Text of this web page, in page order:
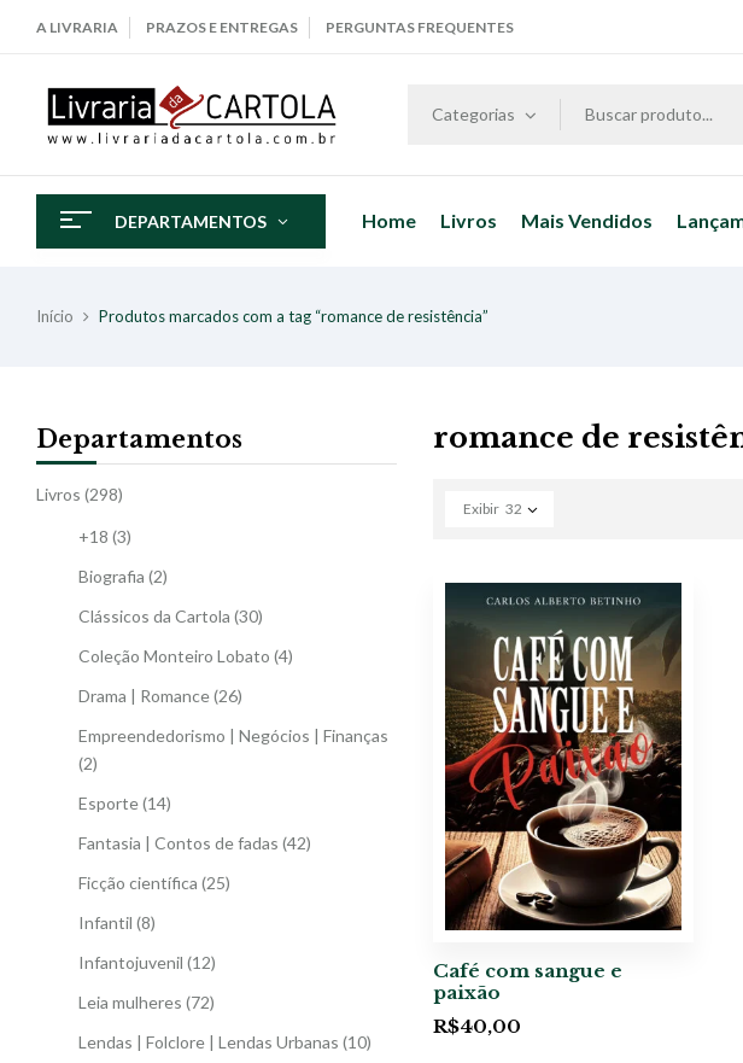
A LIVRARIA PRAZOS E ENTREGAS PERGUNTAS FREQUENTES
Categorias
DEPARTAMENTOS Home Livros Mais Vendidos
Início Produtos marcados com a tag “romance de resistência”
Departamentos
Livros (298)
+18 (3)
Biografia (2)
Clássicos da Cartola (30)
Coleção Monteiro Lobato (4)
Drama | Romance(26)
Empreendedorismo | Negócios | Finanças
(2)
Esporte(14)
Fantasia | Contos de fadas (42)
Ficção científica (25)
Infantil (8)
Infantojuvenil (12)
Leia mulheres (72)
Lendas | Folclore | Lendas Urbanas (10)
romance de
Exibir 32
Café com sangue e
paixão
R$40,00